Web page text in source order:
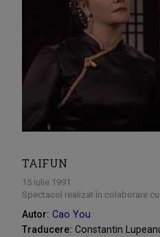
TAIFUN
15 iulie 1991
Spectacol realizat în colaborare cu
Autor: Cao You
Traducere: Constantin